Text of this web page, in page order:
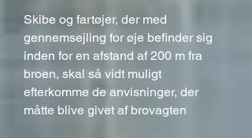
Skibe og fartøjer, der med
gennemsejling for øje befinder sig
inden for en afstand af 200 m fra
broen, skal så vidt muligt
efterkomme de anvisninger, der
måtte blive givet af brovagten